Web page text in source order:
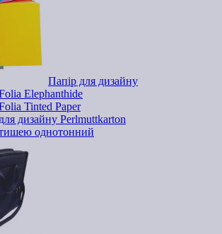
Папір для дизайну
Elephanthide
Tinted Paper
дизайну Perlmuttkarton
однотонний